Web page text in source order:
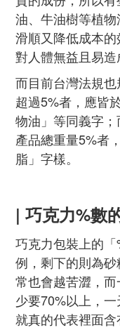
油、牛油樹等植
滑順又降低成本的
對人體無益且易
而目前台灣法規
超過5%者，應皆
物油」等同義字
產品總重量5%者
脂」字樣。
| 巧克力%數
巧克力包裝上的
例，剩下的則為
常也會越苦澀， 而
少要70%以上，
就真的代表裡面